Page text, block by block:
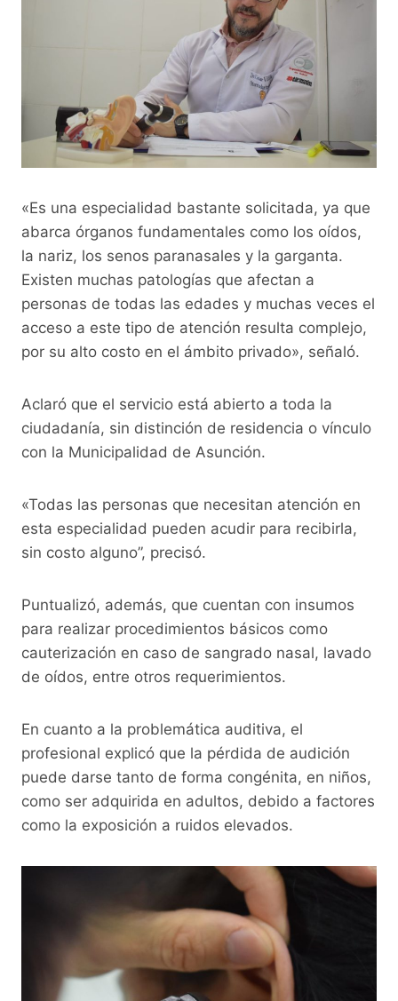
«Es una especialidad bastante solicitada, ya que
abarca órganos fundamentales como los oídos,
la nariz, los senos paranasales y la garganta.
Existen muchas patologías que afectan a
personas de todas las edades y muchas veces el
acceso a este tipo de atención resulta complejo,
por su alto costo en el ámbito privado», señaló.
Aclaró que el servicio está abierto a toda la
ciudadanía, sin distinción de residencia o vínculo
con la Municipalidad de Asunción.
«Todas las personas que necesitan atención en
esta especialidad pueden acudir para recibirla,
sin costo alguno”, precisó.
Puntualizó, además, que cuentan con insumos
para realizar procedimientos básicos como
cauterización en caso de sangrado nasal, lavado
de oídos, entre otros requerimientos.
En cuanto a la problemática auditiva, el
profesional explicó que la pérdida de audición
puede darse tanto de forma congénita, en niños,
como ser adquirida en adultos, debido a factores
como la exposición a ruidos elevados.